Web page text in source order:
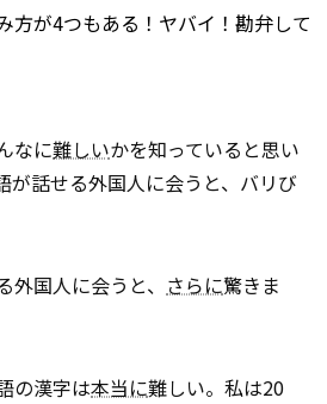
方が4つもある！ヤバイ！勘弁して
なに難しいかを知っていると思い
が話せる外国人に会うと、バリび
国人に会うと、 さらに驚きま
の漢字は本当に難しい。私は20